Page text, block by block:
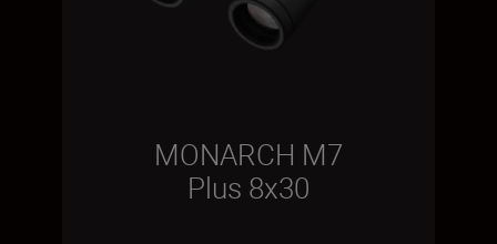
MONARCH M7
Plus 8x30